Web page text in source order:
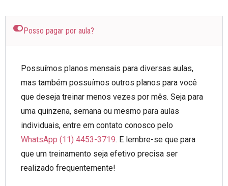
Posso pagar por aula?
Possuímos planos mensais para diversas aulas,
mas também possuímos outros planos para você
que deseja treinar menos vezes por mês. Seja para
uma quinzena, semana ou mesmo para aulas
individuais, entre em contato conosco pelo
WhatsApp (11) 4453-3719. E lembre-se que para
que um treinamento seja efetivo precisa ser
realizado frequentemente!